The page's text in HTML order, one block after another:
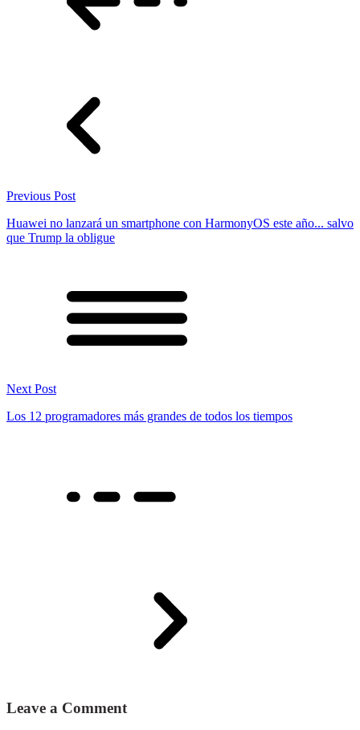
Previous Post
Huawei no lanzará un smartphone con HarmonyOS este año... salvo
que Trump la obligue
Next Post
Los 12 programadores más grandes de todos los tiempos
Leave a Comment